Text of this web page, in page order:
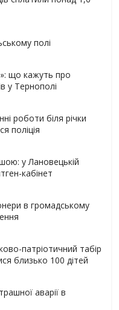
полі
що кажуть про
у Тернополі
роботи біля річки
поліція
у Лановецькій
кабінет
в громадському
патріотичний табір
близько 100 дітей
аварії в